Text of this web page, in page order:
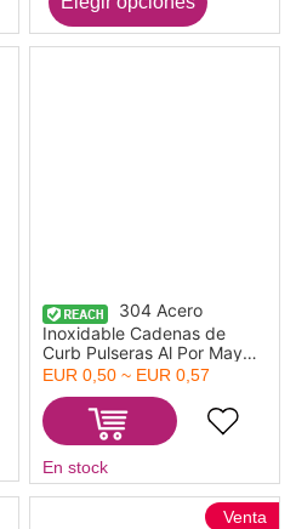
304 Acero
Inoxidable Cadenas de
Curb Pulseras Al Por Mayor,
Tono de Plata Mujeres
Joyería, 20.5cm longitud,
Tamaño de la Cadena:
6mm, 1 Unidad
EUR 0,50 ~ EUR 0,57
En stock
Venta